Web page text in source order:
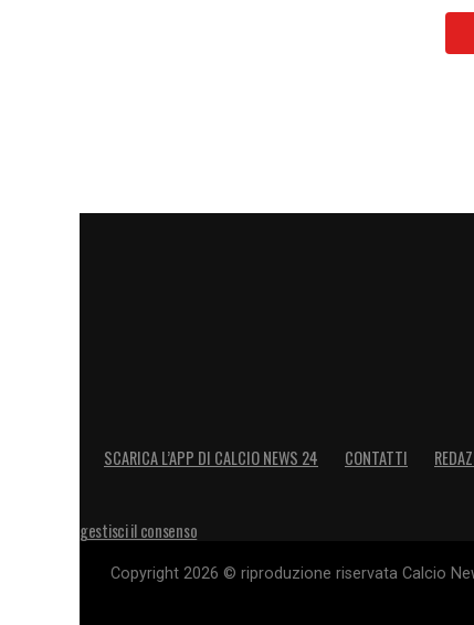
3) Parate decisive e rendimento
numeri stagionali mostrano come De
SCARICA L’APP DI CALCIO NEWS 24 CONTATTI
gestisci il consenso
Copyright 2026 © riproduzione riservata Calcio